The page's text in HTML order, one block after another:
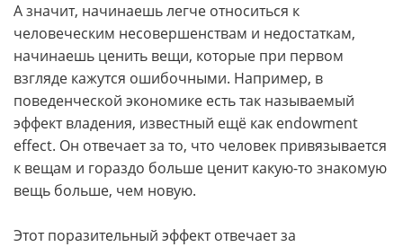
А значит, начинаешь легче относиться к
человеческим несовершенствам и недостаткам,
начинаешь ценить вещи, которые при первом
взгляде кажутся ошибочными. Например, в
поведенческой экономике есть так называемый
эффект владения, известный ещё как endowment
effect. Он отвечает за то, что человек привязывается
к вещам и гораздо больше ценит какую-то знакомую
вещь больше, чем новую.
Этот поразительный эффект отвечает за